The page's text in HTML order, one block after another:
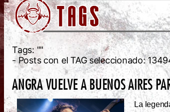
Tags: ""
- Posts con el TAG seleccionado:
ANGRA VUELVE A BUENOS AIRES
La